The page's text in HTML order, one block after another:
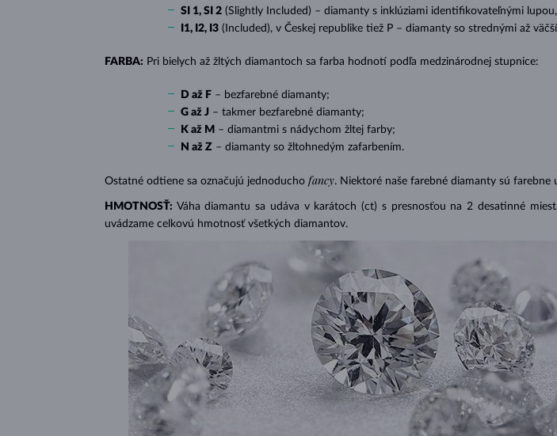
SI 1, SI 2 (Slightly Included) – diamanty s inklúziami identifikovateľnými lupou,
I1, I2, I3 (Included), v Českej republike tiež P – diamanty so strednými až
FARBA: Pri bielych až žltých diamantoch sa farba hodnotí podľa medzinárodnej stupnice:
D až F – bezfarebné diamanty;
G až J – takmer bezfarebné diamanty;
K až M – diamantmi s nádychom žltej farby;
N až Z – diamanty so žltohnedým zafarbením.
Ostatné odtiene sa označujú jednoducho fancy. Niektoré naše farebné diamanty sú farebne
HMOTNOSŤ: Váha diamantu sa udáva v karátoch (ct) s presnosťou na 2 desatinné
uvádzame celkovú hmotnosť všetkých diamantov.